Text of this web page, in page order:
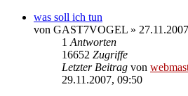
was soll ich tun
von GAST7VOGEL »
1 Antworten
16652 Zugriffe
Letzter Beitrag von
29.11.2007, 09:50